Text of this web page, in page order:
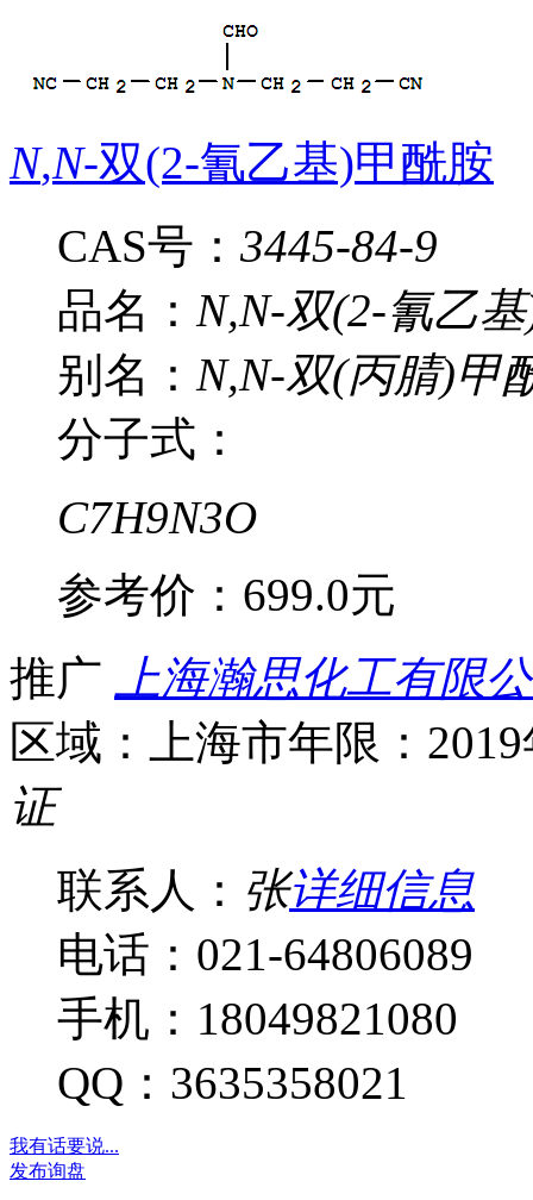
N,N-双(2-氰乙基)甲酰胺
CAS号： 3445-84-9
品名： N,N-双(2-氰乙
别名： N,N-双(丙腈)甲
分子式：
C7H9N3O
参考价： 699.0元
推广
上海瀚思化工有限
区域：上海市年限：
证
联系人： 张详细信息
电话：021-64806089
手机：18049821080
QQ：3635358021
我有话要说...
发布询盘